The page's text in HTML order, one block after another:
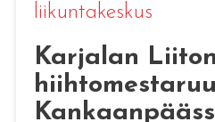
liikuntakeskus
Karjalan Liiton